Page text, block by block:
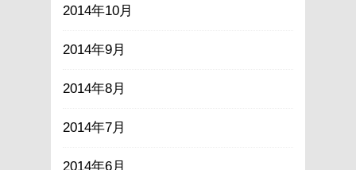
2014年10月
2014年9月
2014年8月
2014年7月
2014年6月